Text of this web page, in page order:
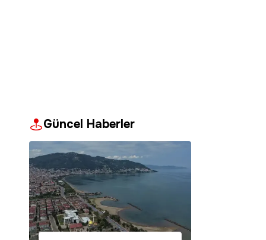
Güncel Haberler